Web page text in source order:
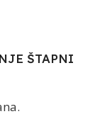
ŠTAPNI